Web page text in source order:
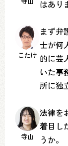
はあり
こたけ
まず弁
士が何
的に芸
いた事
所に独
寺山
法律を
着目し
うか。